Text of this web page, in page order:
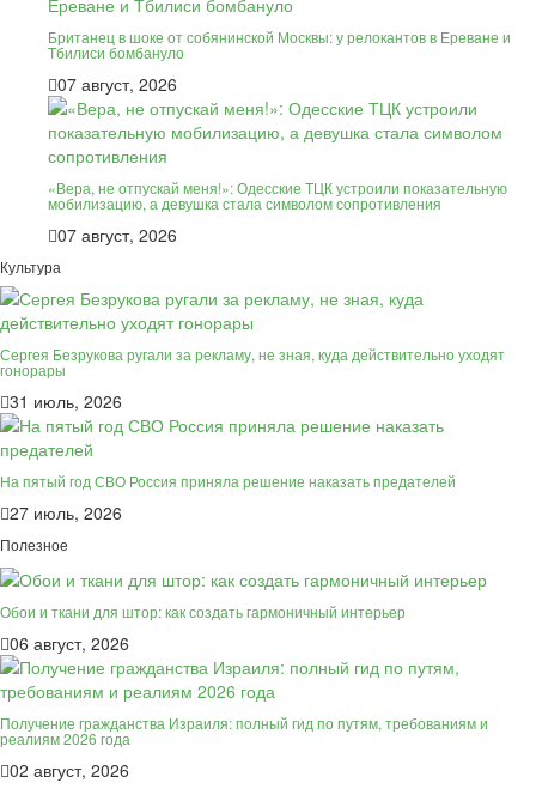
Британец в шоке от собянинской Москвы: у релокантов в Ереване и
Тбилиси бомбануло
07 август, 2026
«Вера, не отпускай меня!»: Одесские ТЦК устроили показательную
мобилизацию, а девушка стала символом сопротивления
07 август, 2026
Культура
Сергея Безрукова ругали за рекламу, не зная, куда действительно уходят
гонорары
31 июль, 2026
На пятый год СВО Россия приняла решение наказать предателей
27 июль, 2026
Полезное
Обои и ткани для штор: как создать гармоничный интерьер
06 август, 2026
Получение гражданства Израиля: полный гид по путям, требованиям и
реалиям 2026 года
02 август, 2026